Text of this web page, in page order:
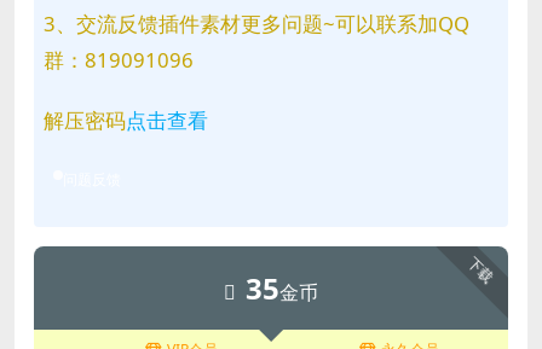
3、交流反馈插件素材更多问题~可以联系加QQ
群：819091096
解压密码点击查看
下载
35金币